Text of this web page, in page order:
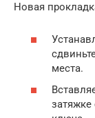
Новая
места.